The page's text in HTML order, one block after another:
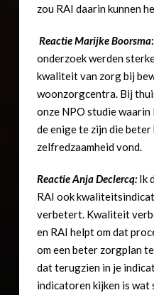
zou RAI daarin kunnen
Reactie Marijke Boorsma:
onderzoek werden
kwaliteit van zorg bij
woonzorgcentra. Bij
onze NPO studie
de enige te zijn die beter
zelfredzaamheid vond.
ReactieAnja Declercq:Ik
RAI ook
verbetert. Kwaliteit
en RAI helpt om dat
om een beter zorgplan
dat terugzien in je
indicatoren kijken is